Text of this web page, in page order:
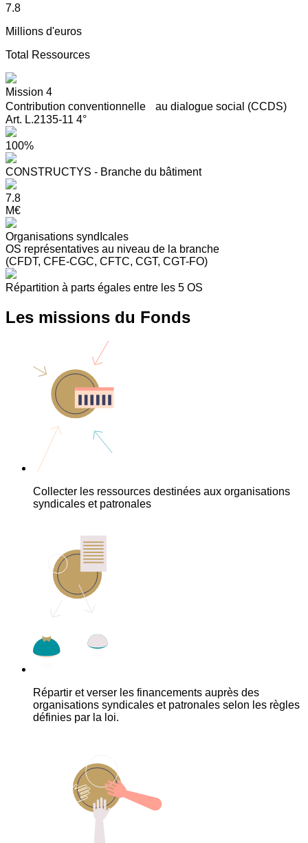
7.8
Millions d'euros
Total Ressources
Mission 4
Contribution conventionnelle au dialogue social (CCDS)
Art. L.2135-11 4°
100%
CONSTRUCTYS - Branche du bâtiment
7.8
M€
Organisations syndIcales
OS représentatives au niveau de la branche
(CFDT, CFE-CGC, CFTC, CGT, CGT-FO)
Répartition à parts égales entre les 5 OS
Les missions du Fonds
Collecter les ressources destinées aux organisations
syndicales et patronales
Répartir et verser les financements auprès des
organisations syndicales et patronales selon les règles
définies par la loi.